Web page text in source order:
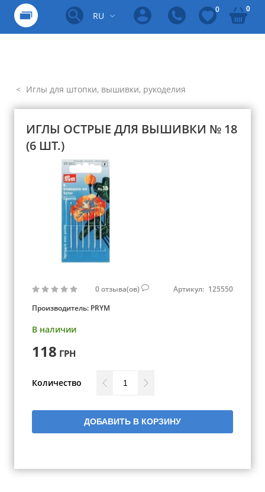
RU
0 0
Иглы для штопки, вышивки, рукоделия
ИГЛЫ ОСТРЫЕ ДЛЯ ВЫШИВКИ № 18
(6 ШТ.)
0отзыва(ов) Артикул: 125550
Производитель: PRYM
В наличии
118 ГРН
Количество
ДОБАВИТЬ В КОРЗИНУ